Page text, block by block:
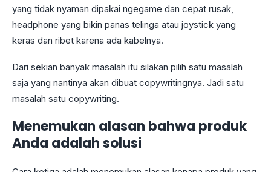
yang tidak nyaman dipakai ngegame dan cepat rusak,
headphone yang bikin panas telinga atau joystick yang
keras dan ribet karena ada kabelnya.
Dari sekian banyak masalah itu silakan pilih satu masalah
saja yang nantinya akan dibuat copywritingnya. Jadi satu
masalah satu copywriting.
Menemukan alasan bahwa produk
Anda adalah solusi